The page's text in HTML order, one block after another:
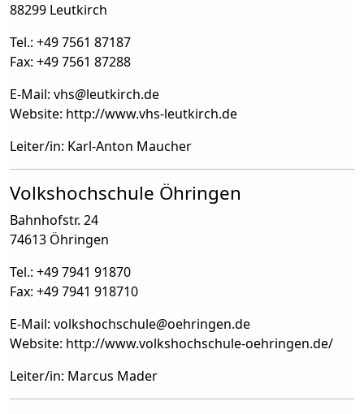
88299 Leutkirch
Tel.: +49 7561 87187
Fax: +49 7561 87288
E-Mail: vhs@leutkirch.de
Website: http://www.vhs-leutkirch.de
Leiter/in: Karl-Anton Maucher
Volkshochschule Öhringen
Bahnhofstr. 24
74613 Öhringen
Tel.: +49 7941 91870
Fax: +49 7941 918710
E-Mail: volkshochschule@oehringen.de
Website: http://www.volkshochschule-oehringen.de/
Leiter/in: Marcus Mader